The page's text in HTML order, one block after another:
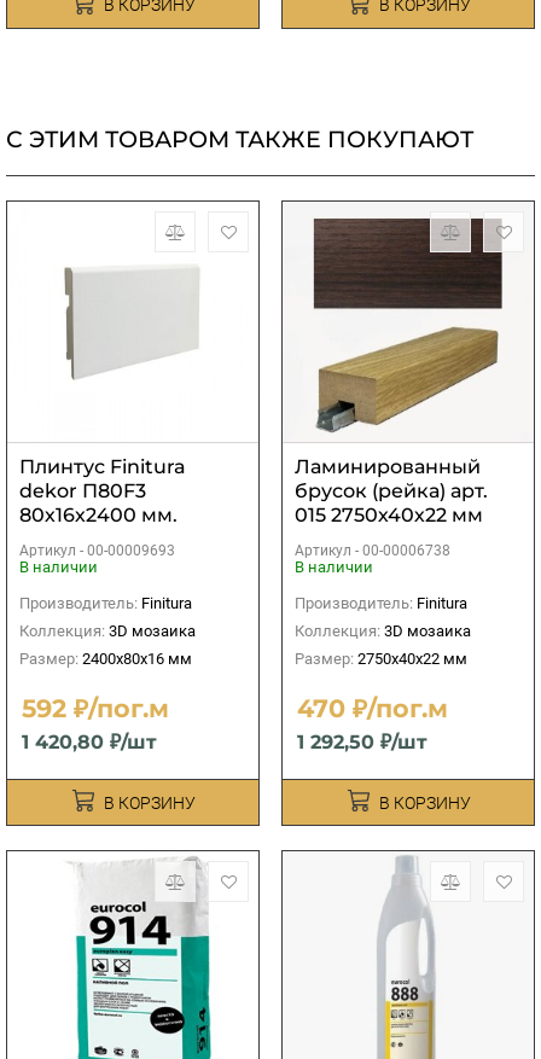
В КОРЗИНУ В КОРЗИНУ
С ЭТИМ ТОВАРОМ ТАКЖЕ ПОКУПАЮТ
Плинтус Finitura
dekor П80F3
80х16х2400 мм.
Артикул - 00-00009693
В наличии
Производитель: Finitura
Коллекция: 3D мозаика
Размер: 2400х80х16 мм
592 ₽/пог.м
1 420,80 ₽/шт
В КОРЗИНУ
Ламинированный
брусок (рейка) арт.
015 2750х40х22 мм
Артикул - 00-00006738
В наличии
Производитель: Finitura
Коллекция: 3D мозаика
Размер: 2750х40х22 мм
470 ₽/пог.м
1 292,50 ₽/шт
В КОРЗИНУ